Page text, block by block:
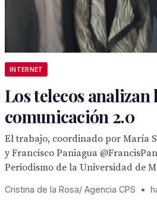
INTERNET
Los telecos analizan
comunicación 2.0
El trabajo, coordinado por María
y Francisco Paniagua
Periodismo de la Universidad de
Cristina de la Rosa/ Agencia CPS •